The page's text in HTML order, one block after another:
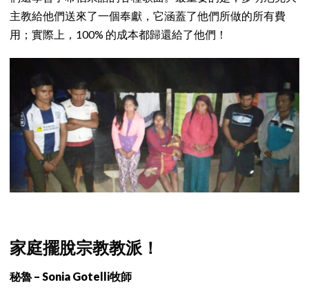
主教給他們送來了一個奉獻，它涵蓋了他們所做的所有費
用；實際上，100% 的成本都歸還給了他們！
家庭擺脫宗教教派！
秘魯 – Sonia Gotelli牧師